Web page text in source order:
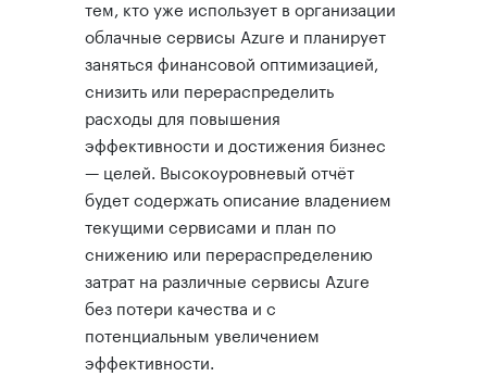
тем, кто уже использует в организации
облачные сервисы Azure и планирует
заняться финансовой оптимизацией,
снизить или перераспределить
расходы для повышения
эффективности и достижения бизнес
— целей. Высокоуровневый отчёт
будет содержать описание владением
текущими сервисами и план по
снижению или перераспределению
затрат на различные сервисы Azure
без потери качества и с
потенциальным увеличением
эффективности.